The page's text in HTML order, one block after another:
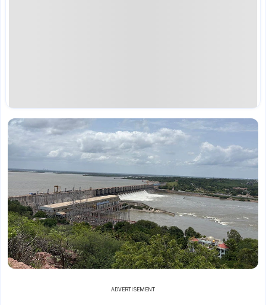
ADVERTISEMENT